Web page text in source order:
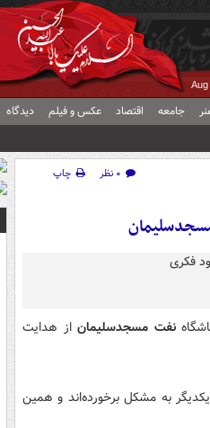
جامعه اقتصاد عکس و فیلم دیدگاه
۰ نظر
چاپ
نفت مسجدسلیمان از هدایت
به مشکل برخورده‌اند و همین